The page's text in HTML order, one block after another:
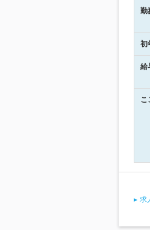
勤
初
給
こ
求